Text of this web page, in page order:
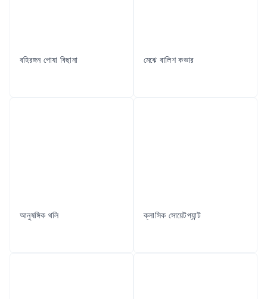
বহিরঙ্গন পোষা বিছানা মেঝে বালিশ কভার
আনুষঙ্গিক থলি ক্লাসিক সোয়েটপ্যান্ট